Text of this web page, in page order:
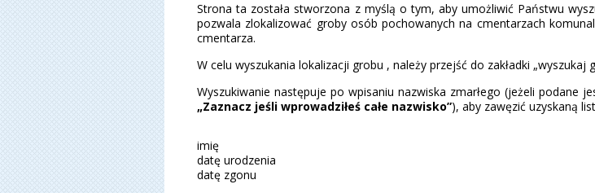
Strona ta została stworzona z myślą o tym, aby umożliwić Państwu
pozwala zlokalizować groby osób pochowanych na cmentarzach
cmentarza.
W celu wyszukania lokalizacji grobu , należy przejść do zakładki „wyszukaj
Wyszukiwanie następuje po wpisaniu nazwiska zmarłego (jeżeli podane
„Zaznacz jeśli wprowadziłeś całe nazwisko”), aby zawęzić uzyskaną
imię
datę urodzenia
datę zgonu